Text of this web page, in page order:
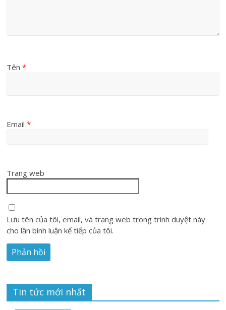
Tên*
Email*
Trang web
Lưu tên của tôi, email, và trang web trong trình duyệt này
cho lần bình luận kế tiếp của tôi.
Tin tức mới nhất